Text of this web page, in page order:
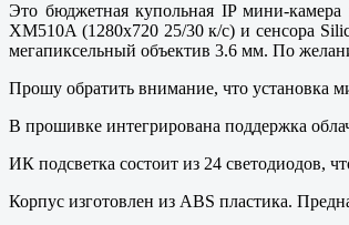
Это бюджетная купольная IP мини-
XM510A (1280х720 25/30 к/с) и сенсора
мегапиксельный объектив 3.6 мм. По
Прошу обратить внимание, что установка
В прошивке интегрирована поддержка
ИК подсветка состоит из 24 светодиодов,
Корпус изготовлен из ABS пластика.